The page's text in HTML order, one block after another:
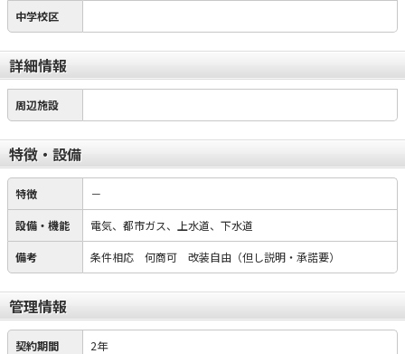
中学校区
詳細情報
周辺施設
特徴・設備
特徴 －
設備・機能 電気、都市ガス、上水道、下水道
備考 条件相応 何商可 改装自由（但し説明・承諾要）
管理情報
契約期間 2年